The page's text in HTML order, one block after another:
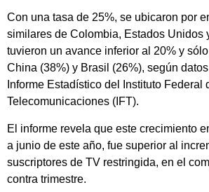
Con una tasa de 25%, se ubicaron por
similares de Colombia, Estados Unidos
tuvieron un avance inferior al 20% y
China (38%) y Brasil (26%), según
Informe Estadístico del Instituto Federal
Telecomunicaciones (IFT).
El informe revela que este crecimiento
a junio de este año, fue superior al
suscriptores de TV restringida, en el
contra trimestre.